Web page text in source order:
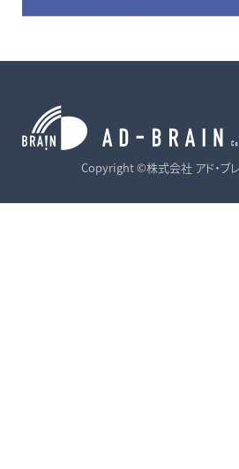
Copyright ©株式会社 アド・ブ